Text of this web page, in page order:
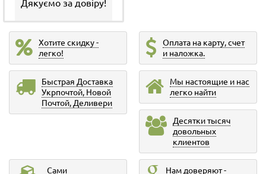
Хотите скидку -
легко!
Оплата на карту, счет
и наложка.
Быстрая Доставка
Укрпочтой, Новой
Почтой, Деливери
Мы настоящие и нас
легко найти
Десятки тысяч
довольных
клиентов
Сами Нам доверяют -